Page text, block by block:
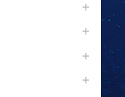



